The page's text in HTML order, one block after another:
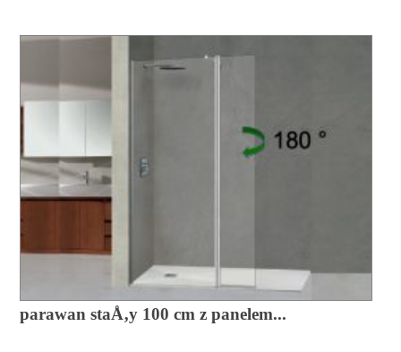
parawan staÅ‚y 100 cm z panelem...